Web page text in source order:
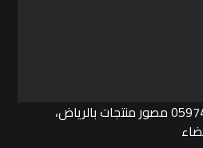
مصور منتجات 0597447127 مصور منتجات بالرياض،